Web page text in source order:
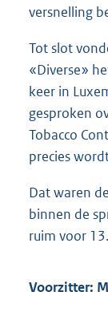
versnelling
Tot slot
«Diverse»
keer in
gesproken
Tobacco
precies
Dat waren
binnen de
ruim voor
Voorzitter: